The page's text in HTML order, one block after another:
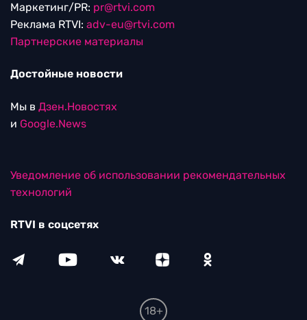
Маркетинг/PR: pr@rtvi.com
Реклама RTVI: adv-eu@rtvi.com
Партнерские материалы
Достойные новости
Мы в Дзен.Новостях
и Google.News
Уведомление об использовании рекомендательных
технологий
RTVI в соцсетях
18+